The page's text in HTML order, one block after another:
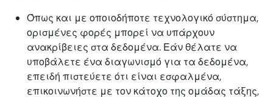
Όπως και με οποιοδήποτε τεχνολογικό σύστημα,
ορισμένες φορές μπορεί να υπάρχουν
ανακρίβειες στα δεδομένα. Εάν θέλατε να
υποβάλετε ένα διαγωνισμό για τα δεδομένα,
επειδή πιστεύετε ότι είναι εσφαλμένα,
επικοινωνήστε με τον κάτοχο της ομάδας τάξης,